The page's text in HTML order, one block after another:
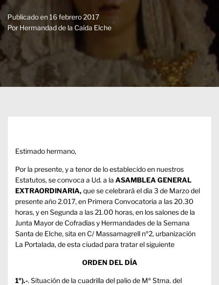
Publicado en16 febrero 2017
Por Hermandad de la Caída Elche
Estimado hermano,
Por la presente, y a tenor de lo establecido en nuestros
Estatutos, se convoca a Ud. a la ASAMBLEA GENERAL
EXTRAORDINARIA, que se celebrará el día 3 de Marzo del
presente año 2.017, en Primera Convocatoria a las 20.30
horas, y en Segunda a las 21.00 horas, en los salones de la
Junta Mayor de Cofradías y Hermandades de la Semana
Santa de Elche, sita en C/ Massamagrell nº2, urbanización
La Portalada, de esta ciudad para tratar el siguiente
ORDEN DEL DÍA
1º).-. Situación de la cuadrilla del palio de Mª Stma. del